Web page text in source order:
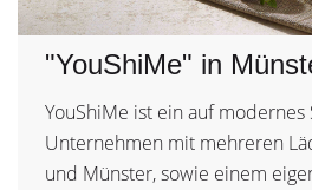
"YouShiMe" in
YouShiMe ist ein auf modernes
Unternehmen mit mehreren
und Münster, sowie einem